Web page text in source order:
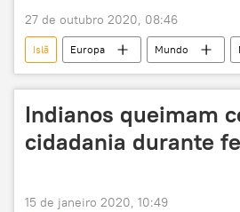
27 de outubro 2020, 08:46
Islã Europa Mundo
conflito
França
Indianos queimam
cidadania durante
15 de janeiro 2020, 10:49